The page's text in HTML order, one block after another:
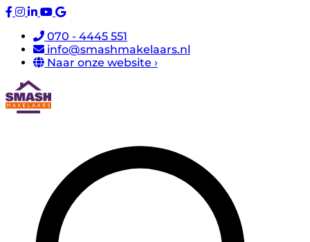
070 - 4445 551
info@smashmakelaars.nl
Naar onze website ›